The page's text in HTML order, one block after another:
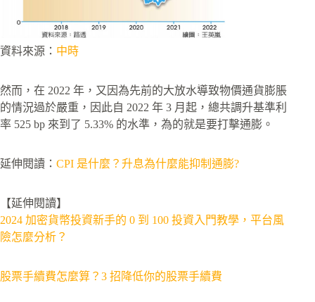
資料來源： 中時
然而，在 2022 年，又因為先前的大放水導致物價通貨膨脹
的情況過於嚴重，因此自 2022 年 3 月起，總共調升基準利
率 525 bp 來到了 5.33% 的水準，為的就是要打擊通膨。
延伸閱讀： CPI 是什麼？升息為什麼能抑制通膨?
【延伸閱讀】
2024 加密貨幣投資新手的 0 到 100 投資入門教學，平台風
險怎麼分析？
股票手續費怎麼算？3 招降低你的股票手續費